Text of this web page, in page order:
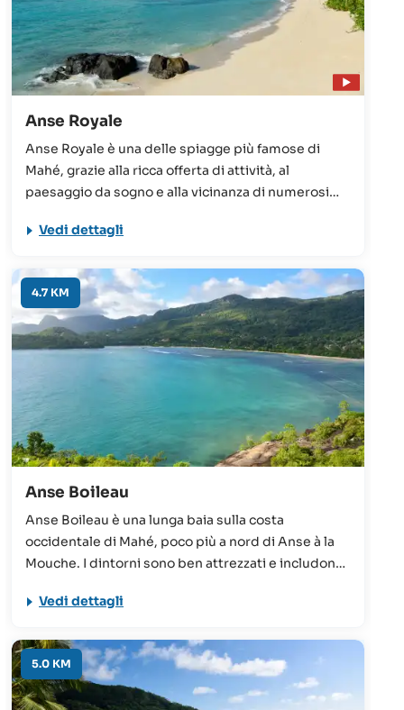
Anse Royale
Anse Royale è una delle spiagge più famose di
Mahé, grazie alla ricca offerta di attività, al
paesaggio da sogno e alla vicinanza di numerosi
sudest dell’isola e viene definita la “Beau Vallon del
Vedi dettagli
4.7 KM
Anse Boileau
Anse Boileau è una lunga baia sulla costa
occidentale di Mahé, poco più a nord di Anse à la
Mouche. I dintorni sono ben attrezzati e includono
supermercati. La spiaggia offre invece acque
snorkeling e windsurf.
Vedi dettagli
5.0 KM